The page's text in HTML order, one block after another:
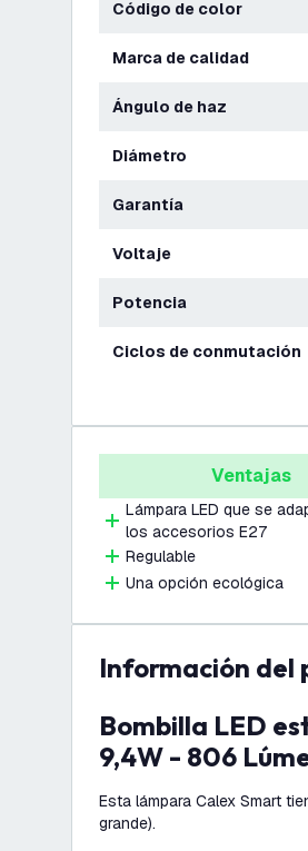
Código de color
Marca de calidad
Ángulo de haz
Diámetro
Garantía
Voltaje
Potencia
Ciclos de conmutación
Ventajas
Lámpara LED que se
los accesorios E27
Regulable
Una opción ecológica
información del
Bombilla LED estándar Calex Smart - E27 -
9,4W - 806
Esta lámpara Calex Smart
grande).